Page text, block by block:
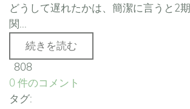
どうして遅れたかは、簡潔に言うと2
関...
続きを読む
808
0 件のコメント
タグ: